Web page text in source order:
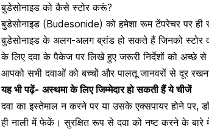
बुडेसोनाइड को कैसे स्टोर करूं?
बुडेसोनाइड (Budesonide) को हमेशा रूम टेंपरेचर पर
बुडेसोनाइड के अलग-अलग ब्रांड हो सकते हैं जिनको
के लिए दवा के पैकेज पर लिखे हुए जरूरी निर्देशों को अच्छे
आपको सभी दवाओं को बच्चों और पालतू जानवरों से दूर रखना
यह भी पढ़ें- अस्थमा के लिए जिम्मेदार हो सकती हैं ये चीजें
दवा का इस्तेमाल न करने पर या उसके एक्सपायर होने पर,
ही नाली में फेकें। सुरक्षित रूप से दवा को नष्ट करने के बारे